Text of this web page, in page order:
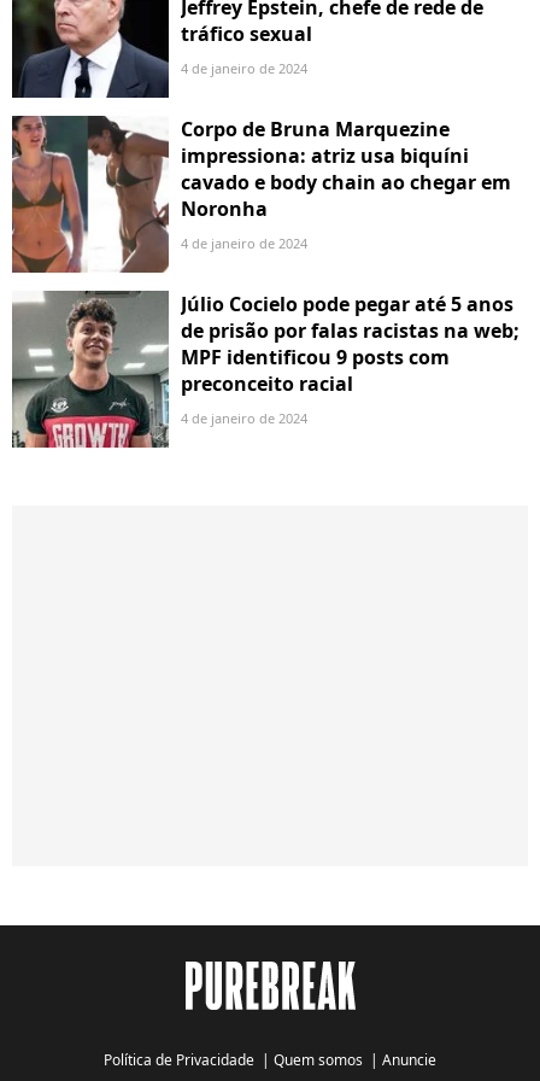
Jeffrey Epstein, chefe de rede de
tráfico sexual
4 de janeiro de 2024
Corpo de Bruna Marquezine
impressiona: atriz usa biquíni
cavado e body chain ao chegar em
Noronha
4 de janeiro de 2024
Júlio Cocielo pode pegar até 5 anos
de prisão por falas racistas na web;
MPF identificou 9 posts com
preconceito racial
4 de janeiro de 2024
Política de Privacidade | Quem somos | Anuncie